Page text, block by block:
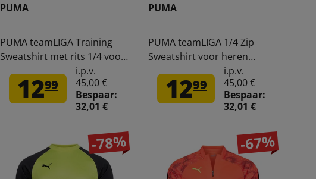
PUMA
PUMA teamLIGA Training
Sweatshirt met rits 1/4 voor
heren 657236-02
1299
i.p.v.
45,00 €
Bespaar:
32,01 €
PUMA
PUMA teamLIGA 1/4 Zip
Sweatshirt voor heren
657236-01
1299
i.p.v.
45,00 €
Bespaar:
32,01 €
-78% -67%